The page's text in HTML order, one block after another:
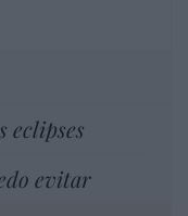
eclipses
evitar